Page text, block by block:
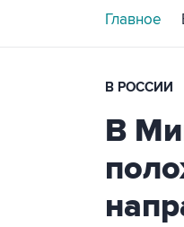
Главное
В РОССИИ
В